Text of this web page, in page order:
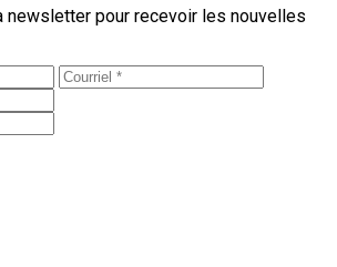
newsletter pour recevoir les nouvelles